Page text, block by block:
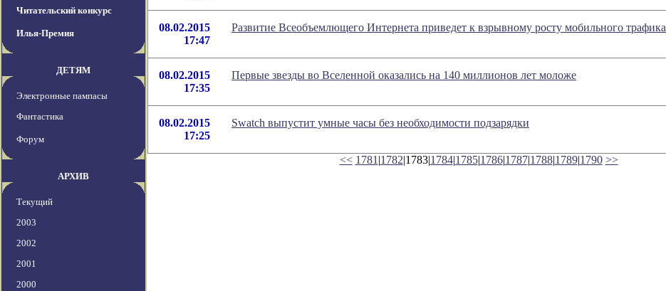
Читательский конкурс
Илья-Премия
ДЕТЯМ
Электронные пампасы
Фантастика
Форум
АРХИВ
Текущий
2003
2002
2001
2000
08.02.2015
17:47
Развитие Всеобъемлющего Интернета приведет к взрывному росту мобильного трафика
08.02.2015
17:35
Первые звезды во Вселенной оказались на 140 миллионов лет моложе
08.02.2015
17:25
Swatch выпустит умные часы без необходимости подзарядки
<< 1781 |1782|1783|1784|1785|1786|1787|1788|1789|1790 >>